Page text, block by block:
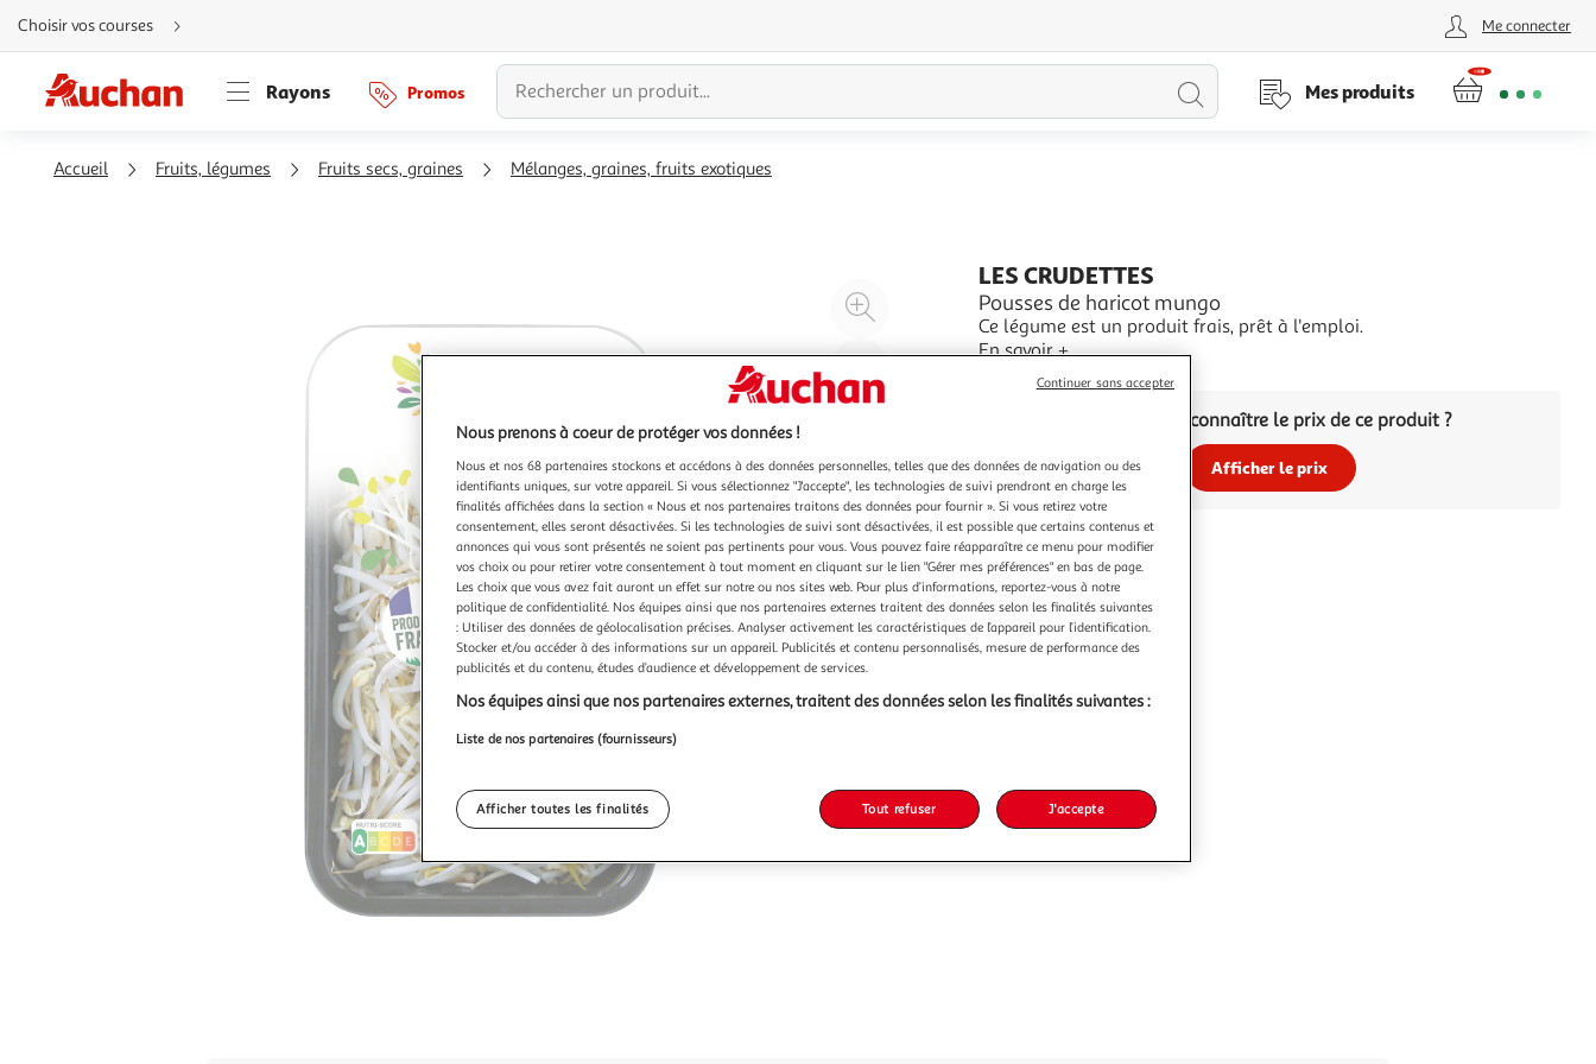
Aller
directement
au
Aller
directement
à
Aller
directement
Choisir vos courses Me connecter
Rayons Promos
Lancer
Mes produits
Accueil Fruits, légumes Fruits secs, graines Mélanges, graines, fruits exotiques
Agrandir
l'illustration
à
200%
Réduire
l'illustration
100
%
le
produit
LES CRUDETTES
Pousses de haricot mungo
Ce légume est un produit frais, prêt à l'emploi.
En savoir +
Vous voulez connaître le prix de ce produit ?
Afficher le prix
Nous prenons à coeur de protéger vos données !
Nous et nos 68 partenaires stockons et accédons à des données personnelles, telles que des données de navigation ou des
identifiants uniques, sur votre appareil. Si vous sélectionnez "J'accepte", les technologies de suivi prendront en charge les
finalités affichées dans la section « Nous et nos partenaires traitons des données pour fournir ». Si vous retirez votre
consentement, elles seront désactivées. Si les technologies de suivi sont désactivées, il est possible que certains contenus et
annonces qui vous sont présentés ne soient pas pertinents pour vous. Vous pouvez faire réapparaître ce menu pour modifier
vos choix ou pour retirer votre consentement à tout moment en cliquant sur le lien "Gérer mes préférences" en bas de page.
Les choix que vous avez fait auront un effet sur notre ou nos sites web. Pour plus d’informations, reportez-vous à notre
politique de confidentialité. Nos équipes ainsi que nos partenaires externes traitent des données selon les finalités suivantes
: Utiliser des données de géolocalisation précises. Analyser activement les caractéristiques de l’appareil pour l’identification.
Stocker et/ou accéder à des informations sur un appareil. Publicités et contenu personnalisés, mesure de performance des
publicités et du contenu, études d’audience et développement de services.
Nos équipes ainsi que nos partenaires externes, traitent des données selon les finalités suivantes :
Liste de nos partenaires (fournisseurs)
Afficher toutes les finalités Tout refuser J'accepte
Continuer sans accepter